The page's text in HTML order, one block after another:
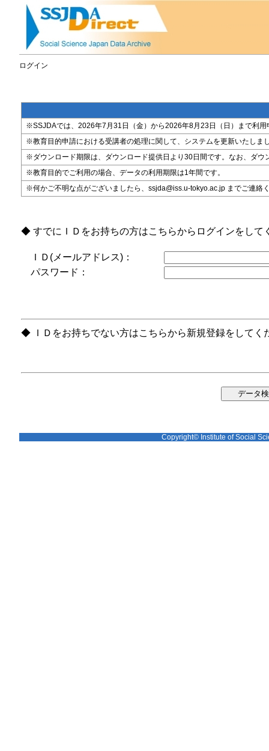
ログイン
※SSJDAでは、2026年7月31日（金）から2026年8月23日（日）まで利
※教育目的申請における受講者の処理に関して、システムを更新いたしま
※ダウンロード期限は、ダウンロード提供日より30日間です。なお、ダ
※教育目的でご利用の場合、データの利用期限は1年間です。
※何かご不明な点がございましたら、ssjda@iss.u-tokyo.ac.jp までご連絡
◆ すでにＩＤをお持ちの方はこちらからログインをして
ＩＤ(メールアドレス)：
パスワード：
◆ ＩＤをお持ちでない方はこちらから新規登録をしてく
Copyright© Institute of Social